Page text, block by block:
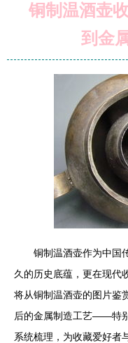
铜制温酒壶
到金
铜制温酒壶作为中国
久的历史底蕴，更在现代
将从铜制温酒壶的图片鉴
后的金属制造工艺——特
系统梳理，为收藏爱好者